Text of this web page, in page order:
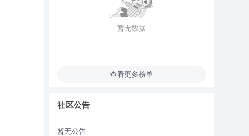
暂无数据
查看更多榜单
社区公告
暂无公告